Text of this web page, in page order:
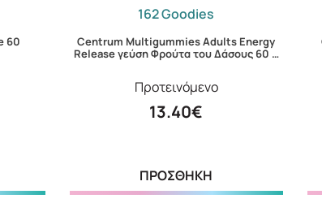
60
162 Goodies
Centrum Multigummies Adults Energy
Release γεύση Φρούτα του Δάσους 60 …
Προτεινόμενο
13.40€
ΠΡΟΣΘΗΚΗ